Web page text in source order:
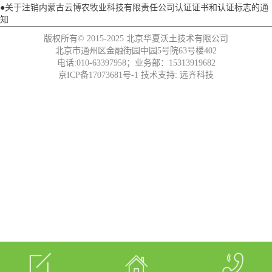
●关于注销内蒙古云博农牧业科技有限责任公司认证证书和认证标志的通
知
版权所有© 2015-2025 北京华夏沃土技术有限公司
北京市通州区金融街园中园5号院63号楼402
电话:010-63397958；业务部：15313919682
京ICP备17073681号-1 技术支持: 远齐科技